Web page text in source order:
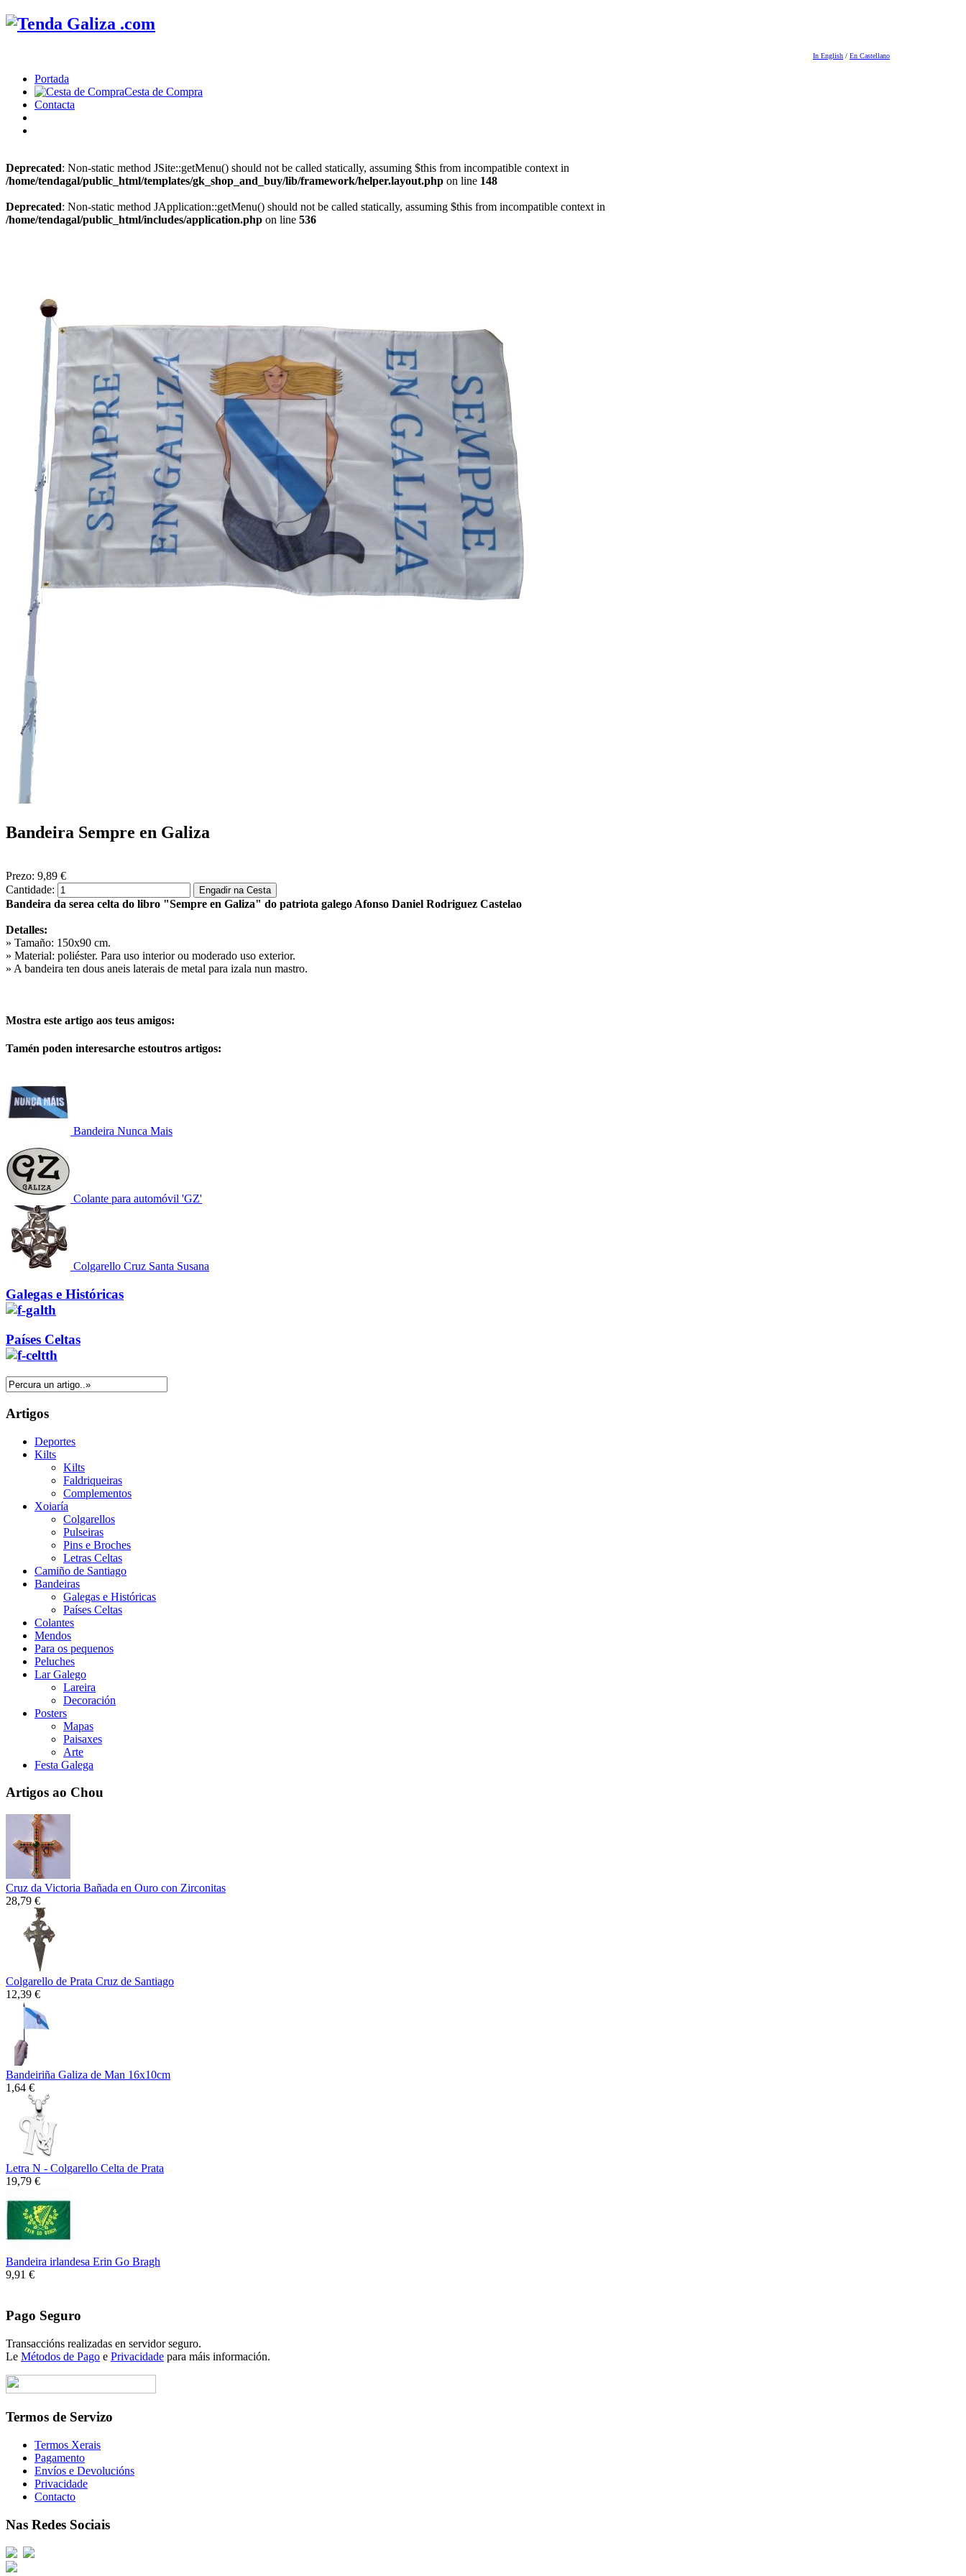
In English / En Castellano
Portada
Cesta de Compra
Contacta
Deprecated: Non-static method JSite::getMenu() should not be called statically, assuming $this from incompatible context in
/home/tendagal/public_html/templates/gk_shop_and_buy/lib/framework/helper.layout.php on line 148
Deprecated: Non-static method JApplication::getMenu() should not be called statically, assuming $this from incompatible context in
/home/tendagal/public_html/includes/application.php on line 536
Bandeira Sempre en Galiza
Prezo: 9,89 €
Cantidade:
Bandeira da serea celta do libro "Sempre en Galiza" do patriota galego Afonso Daniel Rodriguez Castelao
Detalles:
» Tamaño: 150x90 cm.
» Material: poliéster. Para uso interior ou moderado uso exterior.
» A bandeira ten dous aneis laterais de metal para izala nun mastro.
Mostra este artigo aos teus amigos:
Tamén poden interesarche estoutros artigos:
Bandeira Nunca Mais
Colante para automóvil 'GZ'
Colgarello Cruz Santa Susana
Galegas e Históricas
Países Celtas
Artigos
Deportes
Kilts
Kilts
Faldriqueiras
Complementos
Xoiaría
Colgarellos
Pulseiras
Pins e Broches
Letras Celtas
Camiño de Santiago
Bandeiras
Galegas e Históricas
Países Celtas
Colantes
Mendos
Para os pequenos
Peluches
Lar Galego
Lareira
Decoración
Posters
Mapas
Paisaxes
Arte
Festa Galega
Artigos ao Chou
Cruz da Victoria Bañada en Ouro con Zirconitas
28,79 €
Colgarello de Prata Cruz de Santiago
12,39 €
Bandeiriña Galiza de Man 16x10cm
1,64 €
Letra N - Colgarello Celta de Prata
19,79 €
Bandeira irlandesa Erin Go Bragh
9,91 €
Pago Seguro
Transaccións realizadas en servidor seguro.
Le Métodos de Pago e Privacidade para máis información.
Termos de Servizo
Termos Xerais
Pagamento
Envíos e Devolucións
Privacidade
Contacto
Nas Redes Sociais